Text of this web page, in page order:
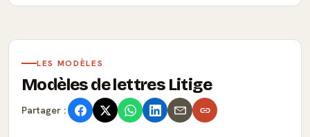
LES MODÈLES
Modèles de lettres Litige
Partager :